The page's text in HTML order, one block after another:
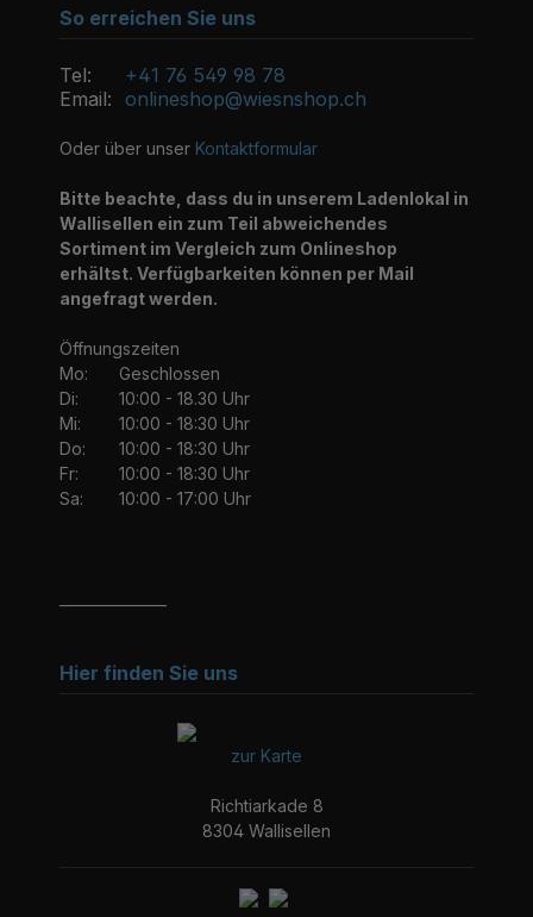
So erreichen Sie uns
Tel:
+41 76 549 98 78
Email: onlineshop@wiesnshop.ch
Oder über unser Kontaktformular
Bitte beachte, dass du in unserem Ladenlokal in
Wallisellen ein zum Teil abweichendes
Sortiment im Vergleich zum Onlineshop
erhältst. Verfügbarkeiten können per Mail
angefragt werden.
Öffnungszeiten
Mo:
Geschlossen
Di:
10:00 - 18.30 Uhr
Mi:
10:00 - 18:30 Uhr
Do:
10:00 - 18:30 Uhr
Fr:
10:00 - 18:30 Uhr
Sa:
10:00 - 17:00 Uhr
Hier finden Sie uns
zur Karte
Richtiarkade 8
8304 Wallisellen